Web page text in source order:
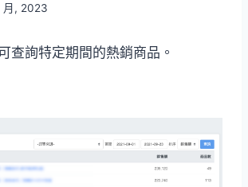
月, 2023
查詢特定期間的熱銷商品。